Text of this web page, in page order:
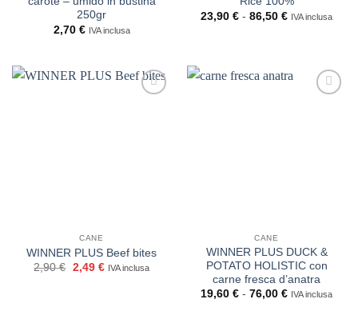
250gr
2,70 € IVA inclusa
23,90 € - 86,50 €Fascia
86,50 €
IVA inclusa
CANE
WINNER PLUS Beef bites
2,90€ Il
2,49 €IlIVA inclusa
CANE
WINNER PLUS DUCK &
POTATO HOLISTIC con
carne fresca d’anatra
19,60 € - 76,00 €Fascia
IVA inclusa